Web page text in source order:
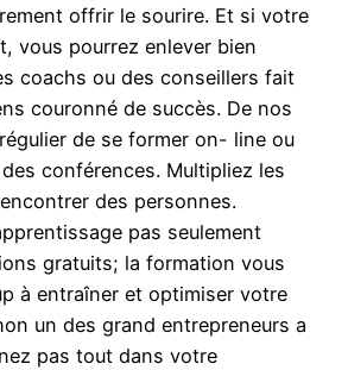
offrir le sourire. Et si votre
vous pourrez enlever bien
coachs ou des conseillers fait
couronné de succès. De nos
de se former on- line ou
des conférences. Multipliez les
des personnes.
pas seulement
gratuits; la formation vous
à entraîner et optimiser votre
un des grand entrepreneurs a
pas tout dans votre